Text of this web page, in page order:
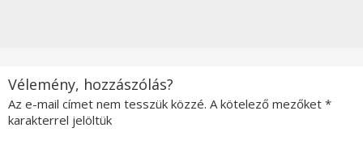
Vélemény, hozzászólás?
Az e-mail címet nem tesszük közzé. A kötelező mezőket *
karakterrel jelöltük